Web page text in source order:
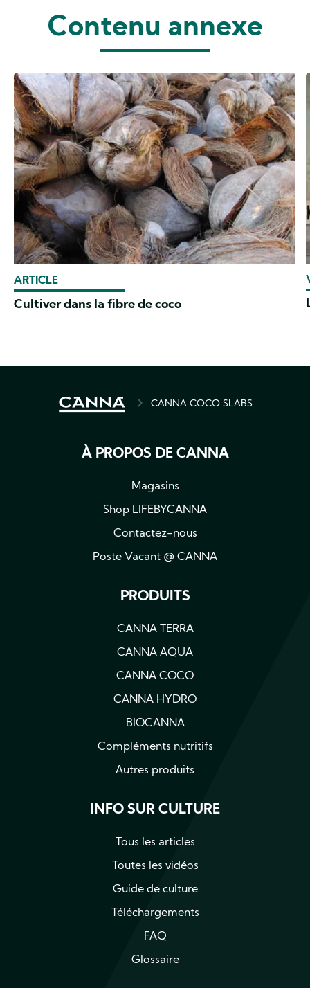
Contenu annexe
ARTICLE
Cultiver dans la fibre de coco
BREADCRUMBCANNA COCO SLABS
À PROPOS DE CANNA
Magasins
Shop LIFEBYCANNA
Contactez-nous
Poste Vacant @ CANNA
PRODUITS
CANNA TERRA
CANNA AQUA
CANNA COCO
CANNA HYDRO
BIOCANNA
Compléments nutritifs
Autres produits
INFO SUR CULTURE
Tous les articles
Toutes les vidéos
Guide de culture
Téléchargements
FAQ
Glossaire